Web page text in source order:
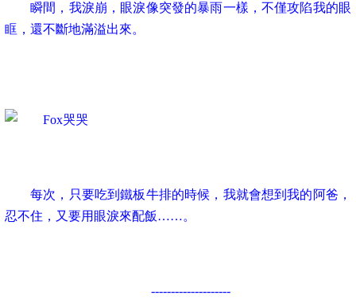
瞬間，我淚崩，眼淚像突發的暴雨一樣，不僅攻陷我的眼
眶，還不斷地滿溢出來。
每次，只要吃到鐵板牛排的時候，我就會想到我的阿爸，
忍不住，又要用眼淚來配飯……。
--------------------